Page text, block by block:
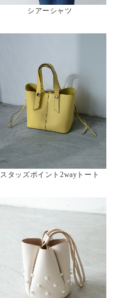
シアーシャツ
スタッズポイント2wayトート